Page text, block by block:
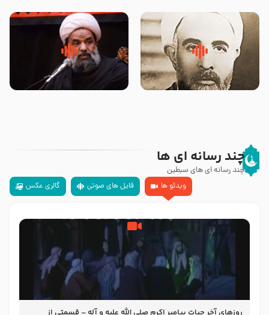
روضه‌ی مجلس یزید ملعون و
اسارت اهل‌بیت علیهم‌السلام –
سلام جوانی که امام حسین علیه
السلام خودش جوابش را دادند
چند رسانه ای ها
چند رسانه ای های سبطین
ویدئو ها
فایل های صوتی گالری عکس
روزهای آخر حیات پیامبر اکرم صلی الله علیه و آله – قسمتی از